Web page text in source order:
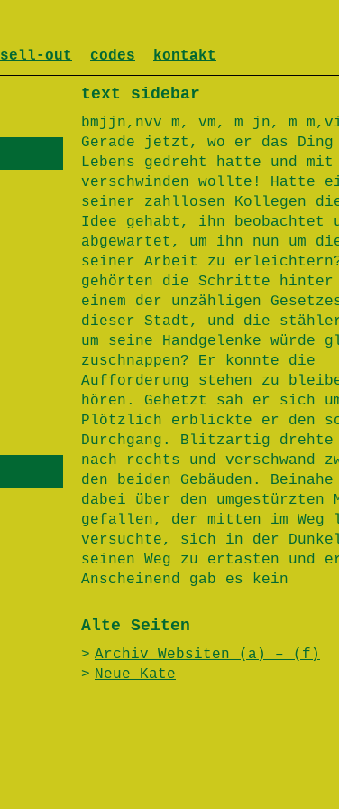
sell-out codes kontakt
text sidebar
bmjjn,nvv m, vm, m jn, m
Gerade jetzt, wo er das Ding
Lebens gedreht hatte und mit
verschwinden wollte! Hatte
seiner zahllosen Kollegen
Idee gehabt, ihn beobachtet
abgewartet, um ihn nun um
seiner Arbeit zu
gehörten die Schritte hinter
einem der unzähligen
dieser Stadt, und die
um seine Handgelenke würde
zuschnappen? Er konnte die
Aufforderung stehen zu
hören. Gehetzt sah er sich
Plötzlich erblickte er den
Durchgang. Blitzartig
nach rechts und verschwand
den beiden Gebäuden.
dabei über den umgestürzten
gefallen, der mitten im Weg
versuchte, sich in der
seinen Weg zu ertasten und
Anscheinend gab es kein
Alte Seiten
Archiv Websiten (a) – (f)
Neue Kate